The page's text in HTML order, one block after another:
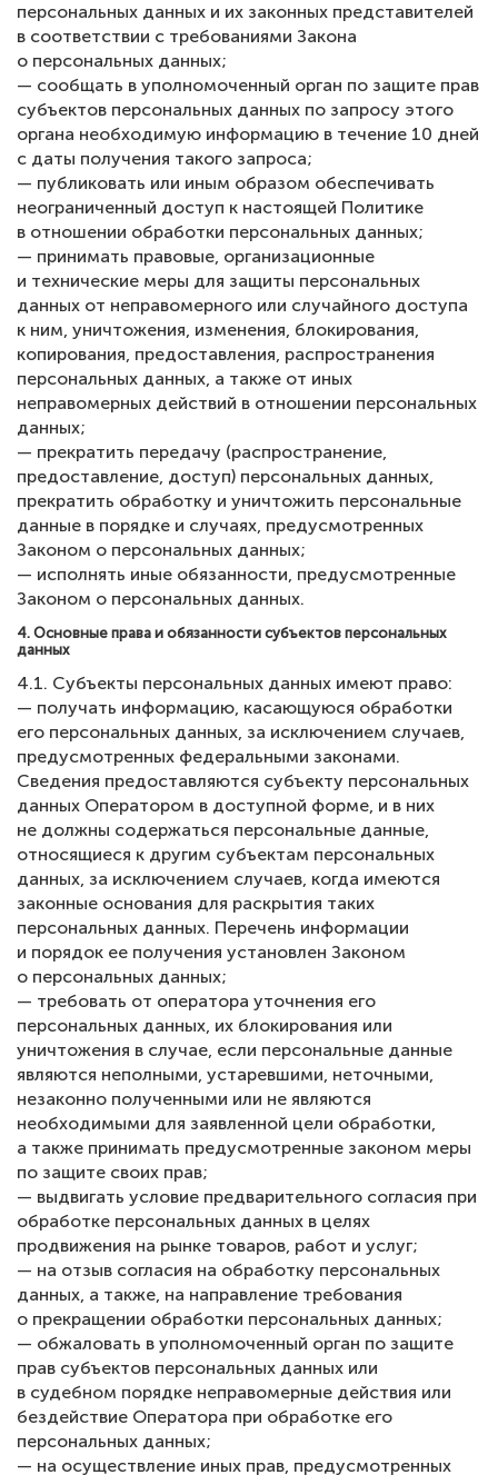
персональных данных и их законных представителей
в соответствии с требованиями Закона
о персональных данных;
— сообщать в уполномоченный орган по защите прав
субъектов персональных данных по запросу этого
органа необходимую информацию в течение 10 дней
с даты получения такого запроса;
— публиковать или иным образом обеспечивать
неограниченный доступ к настоящей Политике
в отношении обработки персональных данных;
— принимать правовые, организационные
и технические меры для защиты персональных
данных от неправомерного или случайного доступа
к ним, уничтожения, изменения, блокирования,
копирования, предоставления, распространения
персональных данных, а также от иных
неправомерных действий в отношении персональных
данных;
— прекратить передачу (распространение,
предоставление, доступ) персональных данных,
прекратить обработку и уничтожить персональные
данные в порядке и случаях, предусмотренных
Законом о персональных данных;
— исполнять иные обязанности, предусмотренные
Законом о персональных данных.
4. Основные права и обязанности субъектов персональных
данных
4.1. Субъекты персональных данных имеют право:
— получать информацию, касающуюся обработки
его персональных данных, за исключением случаев,
предусмотренных федеральными законами.
Сведения предоставляются субъекту персональных
данных Оператором в доступной форме, и в них
не должны содержаться персональные данные,
относящиеся к другим субъектам персональных
данных, за исключением случаев, когда имеются
законные основания для раскрытия таких
персональных данных. Перечень информации
и порядок ее получения установлен Законом
о персональных данных;
— требовать от оператора уточнения его
персональных данных, их блокирования или
уничтожения в случае, если персональные данные
являются неполными, устаревшими, неточными,
незаконно полученными или не являются
необходимыми для заявленной цели обработки,
а также принимать предусмотренные законом меры
по защите своих прав;
— выдвигать условие предварительного согласия при
обработке персональных данных в целях
продвижения на рынке товаров, работ и услуг;
— на отзыв согласия на обработку персональных
данных, а также, на направление требования
о прекращении обработки персональных данных;
— обжаловать в уполномоченный орган по защите
прав субъектов персональных данных или
в судебном порядке неправомерные действия или
бездействие Оператора при обработке его
персональных данных;
— на осуществление иных прав, предусмотренных